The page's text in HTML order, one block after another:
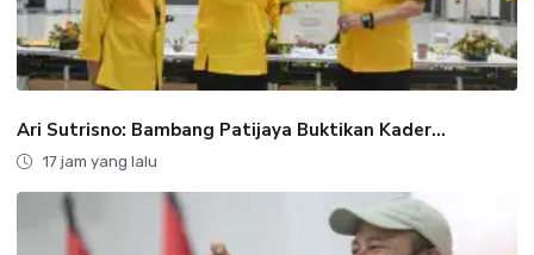
Ari Sutrisno: Bambang Patijaya Buktikan Kader...
17 jam yang lalu